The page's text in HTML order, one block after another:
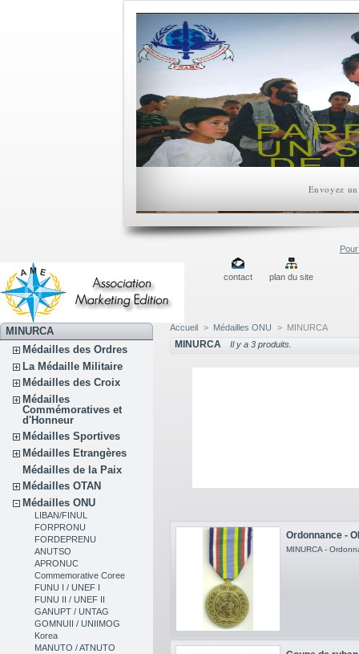
Envoyez
contact plan du site
MINURCA
Médailles des Ordres
La Médaille Militaire
Médailles des Croix
Médailles
Commémoratives et
d'Honneur
Médailles Sportives
Médailles Etrangères
Médailles de la Paix
Médailles OTAN
Médailles ONU
LIBAN/FINUL
FORPRONU
FORDEPRENU
ANUTSO
APRONUC
Commemorative Coree
FUNU I / UNEF I
FUNU II / UNEF II
GANUPT / UNTAG
GOMNUII / UNIIMOG
Korea
MANUTO / ATNUTO
Accueil > Médailles ONU > MINURCA
MINURCA Il y a 3 produits.
Ordonnance -
MINURCA -